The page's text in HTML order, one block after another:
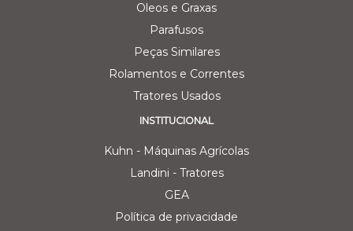
Oleos e Graxas
Parafusos
Peças Similares
Rolamentos e Correntes
Tratores Usados
INSTITUCIONAL
Kuhn - Máquinas Agrícolas
Landini - Tratores
GEA
Política de privacidade